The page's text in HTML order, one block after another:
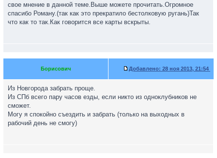
свое мнение в данной теме.Выше можете прочитать.Огромное
спасибо Роману.(так как это прекратило бестолковую ругань)Так
что как то так.Как говорится все карты вскрыты.
Борисович Добавлено: 28 ноя 2013, 21:54
Из Новгорода забрать проще.
Из СПб всего пару часов езды, если никто из одноклубников не
сможет.
Могу я спокойно съездить и забрать (только на выходных в
рабочий день не смогу)